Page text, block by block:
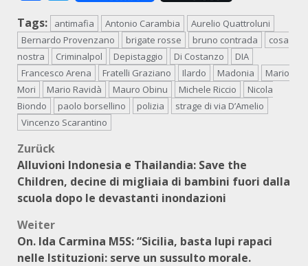
Tags: antimafia Antonio Carambia
Aurelio Quattroluni
Bernardo Provenzano
brigate rosse bruno contrada
cosa
nostra
Criminalpol Depistaggio Di Costanzo
DIA
Francesco Arena
Fratelli Graziano Ilardo Madonia
Mario
Mori
Mario Ravidà Mauro Obinu Michele Riccio
Nicola
Biondo
paolo borsellino polizia
strage di via D’Amelio
Vincenzo Scarantino
Beitragsnavigation
Zurück
Alluvioni Indonesia e Thailandia: Save the
Children, decine di migliaia di bambini fuori dalla
scuola dopo le devastanti inondazioni
Weiter
On. Ida Carmina M5S: “Sicilia, basta lupi rapaci
nelle Istituzioni: serve un sussulto morale.